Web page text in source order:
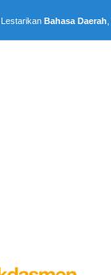
, Lestarikan Bahasa Daerah